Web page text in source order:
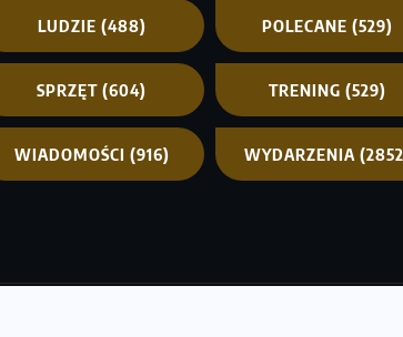
LUDZIE (488) POLECANE (529)
SPRZĘT (604) TRENING (529)
WIADOMOŚCI (916) WYDARZENIA